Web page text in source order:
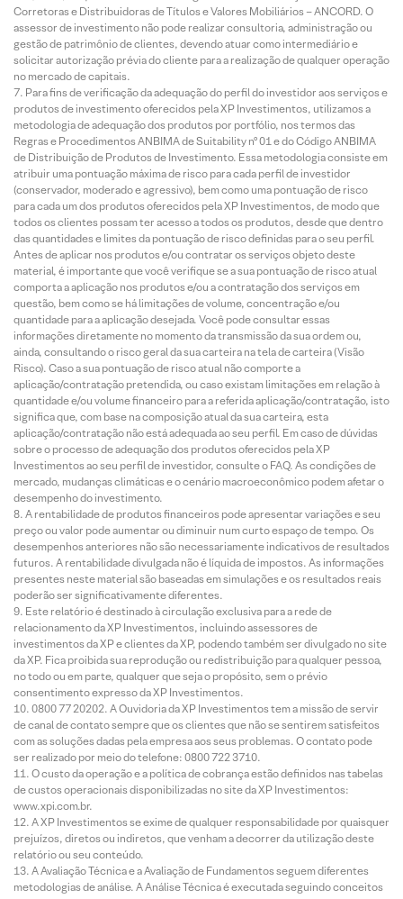
Corretoras e Distribuidoras de Títulos e Valores Mobiliários – ANCORD. O
assessor de investimento não pode realizar consultoria, administração ou
gestão de patrimônio de clientes, devendo atuar como intermediário e
solicitar autorização prévia do cliente para a realização de qualquer operação
no mercado de capitais.
Para fins de verificação da adequação do perfil do investidor aos serviços e
produtos de investimento oferecidos pela XP Investimentos, utilizamos a
metodologia de adequação dos produtos por portfólio, nos termos das
Regras e Procedimentos ANBIMA de Suitability nº 01 e do Código ANBIMA
de Distribuição de Produtos de Investimento. Essa metodologia consiste em
atribuir uma pontuação máxima de risco para cada perfil de investidor
(conservador, moderado e agressivo), bem como uma pontuação de risco
para cada um dos produtos oferecidos pela XP Investimentos, de modo que
todos os clientes possam ter acesso a todos os produtos, desde que dentro
das quantidades e limites da pontuação de risco definidas para o seu perfil.
Antes de aplicar nos produtos e/ou contratar os serviços objeto deste
material, é importante que você verifique se a sua pontuação de risco atual
comporta a aplicação nos produtos e/ou a contratação dos serviços em
questão, bem como se há limitações de volume, concentração e/ou
quantidade para a aplicação desejada. Você pode consultar essas
informações diretamente no momento da transmissão da sua ordem ou,
ainda, consultando o risco geral da sua carteira na tela de carteira (Visão
Risco). Caso a sua pontuação de risco atual não comporte a
aplicação/contratação pretendida, ou caso existam limitações em relação à
quantidade e/ou volume financeiro para a referida aplicação/contratação, isto
significa que, com base na composição atual da sua carteira, esta
aplicação/contratação não está adequada ao seu perfil. Em caso de dúvidas
sobre o processo de adequação dos produtos oferecidos pela XP
Investimentos ao seu perfil de investidor, consulte o FAQ. As condições de
mercado, mudanças climáticas e o cenário macroeconômico podem afetar o
desempenho do investimento.
A rentabilidade de produtos financeiros pode apresentar variações e seu
preço ou valor pode aumentar ou diminuir num curto espaço de tempo. Os
desempenhos anteriores não são necessariamente indicativos de resultados
futuros. A rentabilidade divulgada não é líquida de impostos. As informações
presentes neste material são baseadas em simulações e os resultados reais
poderão ser significativamente diferentes.
Este relatório é destinado à circulação exclusiva para a rede de
relacionamento da XP Investimentos, incluindo assessores de
investimentos da XP e clientes da XP, podendo também ser divulgado no site
da XP. Fica proibida sua reprodução ou redistribuição para qualquer pessoa,
no todo ou em parte, qualquer que seja o propósito, sem o prévio
consentimento expresso da XP Investimentos.
0800 77 20202. A Ouvidoria da XP Investimentos tem a missão de servir
de canal de contato sempre que os clientes que não se sentirem satisfeitos
com as soluções dadas pela empresa aos seus problemas. O contato pode
ser realizado por meio do telefone: 0800 722 3710.
O custo da operação e a política de cobrança estão definidos nas tabelas
de custos operacionais disponibilizadas no site da XP Investimentos:
www.xpi.com.br.
A XP Investimentos se exime de qualquer responsabilidade por quaisquer
prejuízos, diretos ou indiretos, que venham a decorrer da utilização deste
relatório ou seu conteúdo.
A Avaliação Técnica e a Avaliação de Fundamentos seguem diferentes
metodologias de análise. A Análise Técnica é executada seguindo conceitos